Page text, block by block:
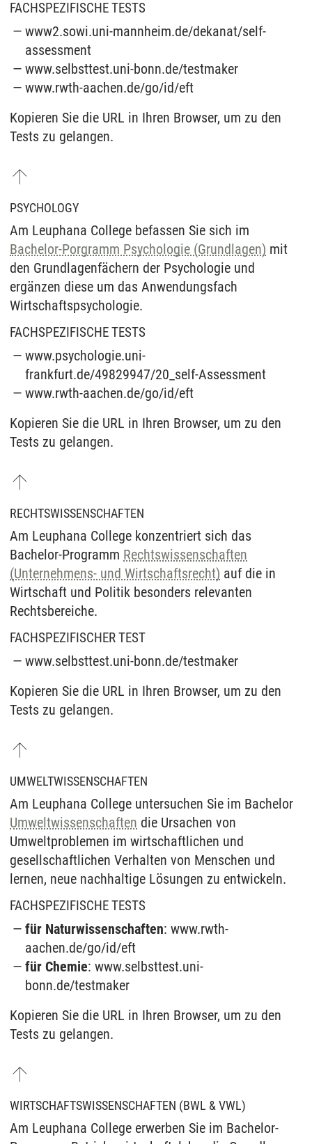
FACHSPEZIFISCHE TESTS
www2.sowi.uni-mannheim.de/dekanat/self-
assessment
www.selbsttest.uni-bonn.de/testmaker
www.rwth-aachen.de/go/id/eft
Kopieren Sie die URL in Ihren Browser, um zu den
Tests zu gelangen.
PSYCHOLOGY
Am Leuphana College befassen Sie sich im
Bachelor-Porgramm Psychologie (Grundlagen) mit
den Grundlagenfächern der Psychologie und
ergänzen diese um das Anwendungsfach
Wirtschaftspsychologie.
FACHSPEZIFISCHE TESTS
www.psychologie.uni-
frankfurt.de/49829947/20_self-Assessment
www.rwth-aachen.de/go/id/eft
Kopieren Sie die URL in Ihren Browser, um zu den
Tests zu gelangen.
RECHTSWISSENSCHAFTEN
Am Leuphana College konzentriert sich das
Bachelor-Programm Rechtswissenschaften
(Unternehmens- und Wirtschaftsrecht) auf die in
Wirtschaft und Politik besonders relevanten
Rechtsbereiche.
FACHSPEZIFISCHER TEST
www.selbsttest.uni-bonn.de/testmaker
Kopieren Sie die URL in Ihren Browser, um zu den
Tests zu gelangen.
UMWELTWISSENSCHAFTEN
Am Leuphana College untersuchen Sie im Bachelor
Umweltwissenschaften die Ursachen von
Umweltproblemen im wirtschaftlichen und
gesellschaftlichen Verhalten von Menschen und
lernen, neue nachhaltige Lösungen zu entwickeln.
FACHSPEZIFISCHE TESTS
für Naturwissenschaften: www.rwth-
aachen.de/go/id/eft
für Chemie: www.selbsttest.uni-
bonn.de/testmaker
Kopieren Sie die URL in Ihren Browser, um zu den
Tests zu gelangen.
WIRTSCHAFTSWISSENSCHAFTEN (BWL & VWL)
Am Leuphana College erwerben Sie im Bachelor-